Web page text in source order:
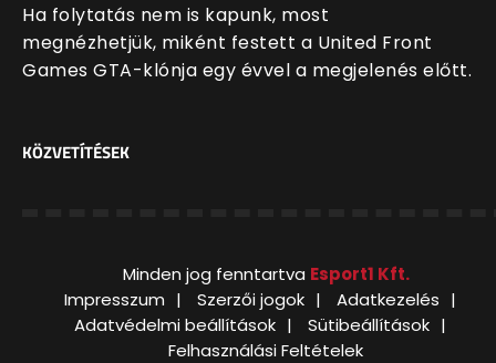
Ha folytatás nem is kapunk, most
megnézhetjük, miként festett a United Front
Games GTA-klónja egy évvel a megjelenés előtt.
KÖZVETÍTÉSEK
Minden jog fenntartva Esport1 Kft.
Impresszum
Szerzői jogok
Adatkezelés
Adatvédelmi beállítások
Sütibeállítások
Felhasználási Feltételek